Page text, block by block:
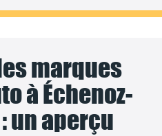
marques
à Échenoz-
un aperçu